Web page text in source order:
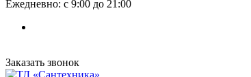
Ежедневно: с 9:00 до 21:00
Заказать звонок